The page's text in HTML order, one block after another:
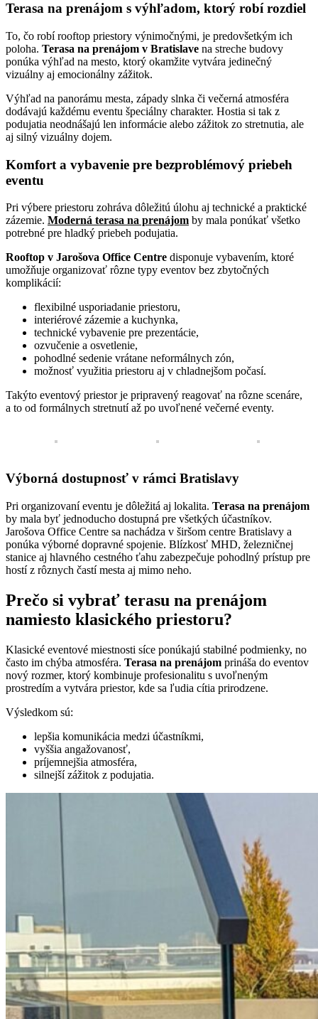
Terasa na prenájom s výhľadom, ktorý robí rozdiel
To, čo robí rooftop priestory výnimočnými, je predovšetkým ich
poloha. Terasa na prenájom v Bratislave na streche budovy
ponúka výhľad na mesto, ktorý okamžite vytvára jedinečný
vizuálny aj emocionálny zážitok.
Výhľad na panorámu mesta, západy slnka či večerná atmosféra
dodávajú každému eventu špeciálny charakter. Hostia si tak z
podujatia neodnášajú len informácie alebo zážitok zo stretnutia, ale
aj silný vizuálny dojem.
Komfort a vybavenie pre bezproblémový priebeh
eventu
Pri výbere priestoru zohráva dôležitú úlohu aj technické a praktické
zázemie. Moderná terasa na prenájom by mala ponúkať všetko
potrebné pre hladký priebeh podujatia.
Rooftop v Jarošova Office Centre disponuje vybavením, ktoré
umožňuje organizovať rôzne typy eventov bez zbytočných
komplikácií:
flexibilné usporiadanie priestoru,
interiérové zázemie a kuchynka,
technické vybavenie pre prezentácie,
ozvučenie a osvetlenie,
pohodlné sedenie vrátane neformálnych zón,
možnosť využitia priestoru aj v chladnejšom počasí.
Takýto eventový priestor je pripravený reagovať na rôzne scenáre,
a to od formálnych stretnutí až po uvoľnené večerné eventy.
Výborná dostupnosť v rámci Bratislavy
Pri organizovaní eventu je dôležitá aj lokalita. Terasa na prenájom
by mala byť jednoducho dostupná pre všetkých účastníkov.
Jarošova Office Centre sa nachádza v širšom centre Bratislavy a
ponúka výborné dopravné spojenie. Blízkosť MHD, železničnej
stanice aj hlavného cestného ťahu zabezpečuje pohodlný prístup pre
hostí z rôznych častí mesta aj mimo neho.
Prečo si vybrať terasu na prenájom
namiesto klasického priestoru?
Klasické eventové miestnosti síce ponúkajú stabilné podmienky, no
často im chýba atmosféra. Terasa na prenájom prináša do eventov
nový rozmer, ktorý kombinuje profesionalitu s uvoľneným
prostredím a vytvára priestor, kde sa ľudia cítia prirodzene.
Výsledkom sú:
lepšia komunikácia medzi účastníkmi,
vyššia angažovanosť,
príjemnejšia atmosféra,
silnejší zážitok z podujatia.